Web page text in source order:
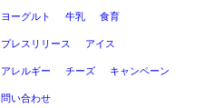
ヨーグルト 牛乳 食育
プレスリリース アイス
アレルギー チーズ キャンペーン
問い合わせ